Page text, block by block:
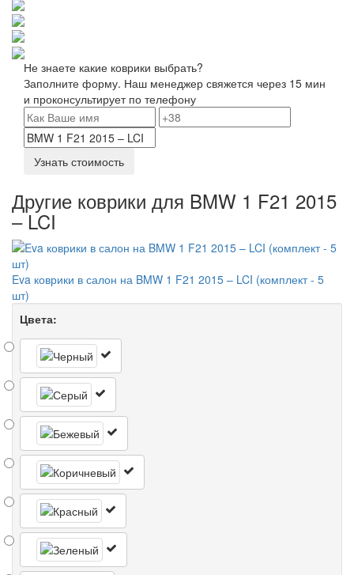
Не знаете какие коврики выбрать?
Заполните форму. Наш менеджер свяжется через 15 мин
и проконсультирует по телефону
Узнать стоимость
Другие коврики для BMW 1 F21 2015
– LCI
Eva коврики в салон на BMW 1 F21 2015 – LCI (комплект - 5
шт)
Цвета: